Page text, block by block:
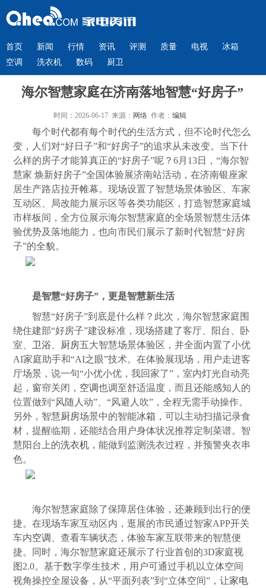
首页 新闻 行情 资讯 评测 质量 电视
冰箱
空调
洗衣机 数码 厨卫
海尔智慧家庭在济南落地智慧“好房子”
时间：2026-06-17 来源： 网络作者： 编辑
每个时代都有每个时代的生活方式，但不论时代怎么
变，人们对“好日子”和“好房子”的追求从未改变。当下什
么样的房子才能算真正的“好房子”呢？6月13日，“海尔智
慧家 焕新好房子”全国体验展济南站活动，在济南银座家
居生产路店拉开帷幕。现场设置了智慧场景体验区、车家
互动区、局改能力展示区等各类功能区，打造智慧家庭城
市样板间，全方位展示海尔智慧家庭的全场景智慧生活体
验优势及落地能力，也向市民们展示了新时代智慧“好房
子”的全貌。
是智慧“好房子”，更是智慧新生活
智慧“好房子”到底是什么样？此次，海尔智慧家庭围
绕住建部“好房子”建设标准，现场搭建了客厅、阳台、卧
室、 卫浴 厨房五大智慧场景体验区，并全面内置了小优
AI家庭助手和“AI之眼”技术。在体验展现场，用户走进客
厅场景，说一句“小优小优，我回家了”，室内灯光自动亮
起，窗帘关闭， 空调也调至舒适温度，而且还能感知人的
位置做到“风随人动”、“风避人吹”，全程无需手动操作。
另外，智慧厨房场景中的智能冰箱 ，可以主动扫描记录食
材，提醒临期，还能结合用户身体状况推荐定制菜谱。智
慧阳台上的洗衣机 ，能做到监测洗衣过程，并预警夹衣串
色。
海尔智慧家庭除了保障居住体验，还兼顾到出行的便
捷。在现场车家互动区内，逛展的市民通过智家APP开关
车内空调
、查看车辆状态，体验车家互联带来的智慧便
捷。同时，海尔智慧家庭还展示了行业首创的3D家庭视
图2.0。基于数字孪生技术，用户可通过手机以立体空间
视角操控全屋设备，从“平面列表”到“立体空间”，让家电